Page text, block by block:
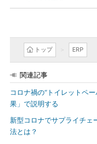
トップ ERP
関連記事
コロナ禍の“トイレットペ
果」で説明する
新型コロナでサプライチェ
法とは？